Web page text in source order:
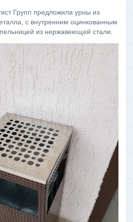
Групп предложила урны из
с внутренним оцинкованным
из нержавеющей стали.